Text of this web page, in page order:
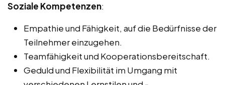
Soziale Kompetenzen:
Empathie und Fähigkeit, auf die Bedürfnisse der
Teilnehmer einzugehen.
Teamfähigkeit und Kooperationsbereitschaft.
Geduld und Flexibilität im Umgang mit